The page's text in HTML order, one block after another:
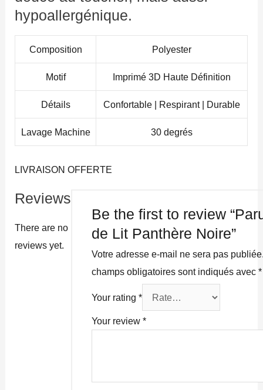
hypoallergénique.
Composition Polyester
Motif Imprimé 3D Haute Définition
Détails Confortable | Respirant | Durable
Lavage Machine 30 degrés
LIVRAISON OFFERTE
Reviews
There are no
reviews yet.
Be the first to review
de Lit Panthère Noire”
Votre adresse e-mail ne sera pas
champs obligatoires sont indiqués avec*
Your rating*
Your review*